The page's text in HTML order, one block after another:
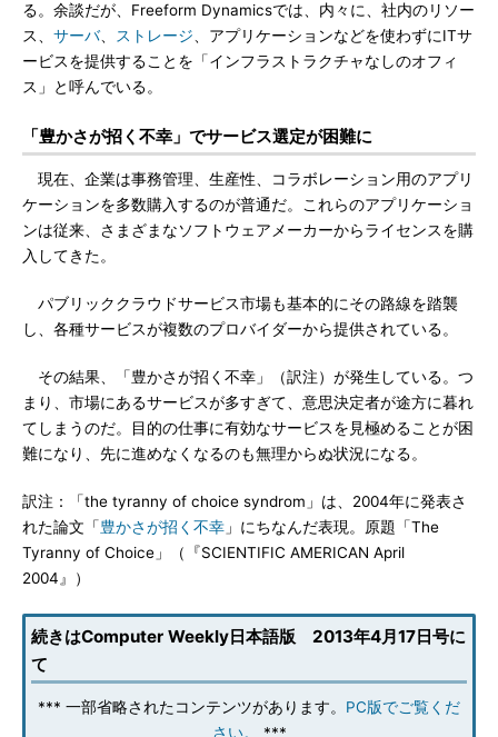
る。余談だが、Freeform Dynamicsでは、内々に、社内のリソー
ス、 サーバ、 ストレージ 、アプリケーションなどを使わずにITサ
ービスを提供することを「インフラストラクチャなしのオフィ
ス」と呼んでいる。
「豊かさが招く不幸」でサービス選定が困難に
現在、企業は事務管理、生産性、コラボレーション用のアプリ
ケーションを多数購入するのが普通だ。これらのアプリケーショ
ンは従来、さまざまなソフトウェアメーカーからライセンスを購
入してきた。
パブリッククラウドサービス市場も基本的にその路線を踏襲
し、各種サービスが複数のプロバイダーから提供されている。
その結果、「豊かさが招く不幸」（訳注）が発生している。つ
まり、市場にあるサービスが多すぎて、意思決定者が途方に暮れ
てしまうのだ。目的の仕事に有効なサービスを見極めることが困
難になり、先に進めなくなるのも無理からぬ状況になる。
訳注：「the tyranny of choice syndrom」は、2004年に発表さ
れた論文「豊かさが招く不幸 」にちなんだ表現。原題「The
Tyranny of Choice」（『SCIENTIFIC AMERICAN April
2004』）
続きはComputer Weekly日本語版 2013年4月17日号に
て
*** 一部省略されたコンテンツがあります。 PC版でご覧くだ
さい。
***